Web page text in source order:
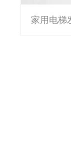
家用电梯